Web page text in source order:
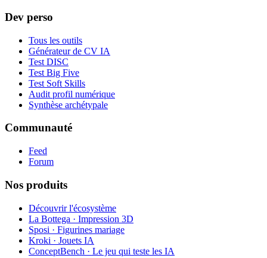
Dev perso
Tous les outils
Générateur de CV IA
Test DISC
Test Big Five
Test Soft Skills
Audit profil numérique
Synthèse archétypale
Communauté
Feed
Forum
Nos produits
Découvrir l'écosystème
La Bottega · Impression 3D
Sposi · Figurines mariage
Kroki · Jouets IA
ConceptBench · Le jeu qui teste les IA